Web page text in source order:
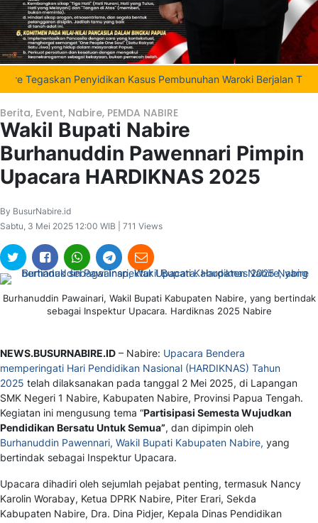
Penyidikan Kasus Pembunuhan Waroki Berjalan Transparan
Berita, Event, Nabire, PEMDA NABIRE
Wakil Bupati Nabire
Burhanuddin Pawennari Pimpin
Upacara HARDIKNAS 2025
By BusurNabire.id
Sabtu, 3 Mei 2025 12:00 WIB | 711 Views
Burhanuddin Pawainari, Wakil Bupati Kabupaten Nabire, yang bertindak
sebagai Inspektur Upacara. Hardiknas 2025 Nabire
NEWS.BUSURNABIRE.ID – Nabire: Upacara Bendera
memperingati Hari Pendidikan Nasional (HARDIKNAS) Tahun
2025 telah dilaksanakan pada tanggal 2 Mei 2025, di Lapangan
SMK Negeri 1 Nabire, Kabupaten Nabire, Provinsi Papua Tengah.
Kegiatan ini mengusung tema “Partisipasi Semesta Wujudkan
Pendidikan Bersatu Untuk Semua”, dan dipimpin oleh
Burhanuddin Pawennari, Wakil Bupati Kabupaten Nabire, yang
bertindak sebagai Inspektur Upacara.
Upacara dihadiri oleh sejumlah pejabat penting, termasuk Nancy
Karolin Worabay, Ketua DPRK Nabire, Piter Erari, Sekda
Kabupaten Nabire, Dra. Dina Pidjer, Kepala Dinas Pendidikan